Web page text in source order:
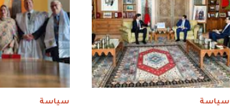
سياسة سياسة